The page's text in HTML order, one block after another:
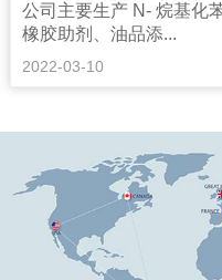
公司主要生产 N- 烷基化
橡胶助剂、油品添...
2022-03-10